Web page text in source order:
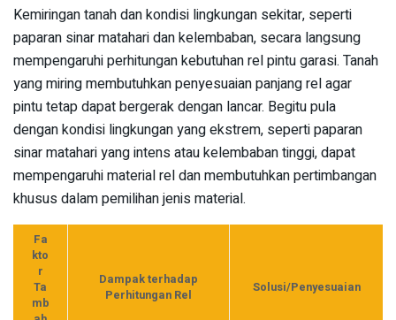
Kemiringan tanah dan kondisi lingkungan sekitar, seperti
paparan sinar matahari dan kelembaban, secara langsung
mempengaruhi perhitungan kebutuhan rel pintu garasi. Tanah
yang miring membutuhkan penyesuaian panjang rel agar
pintu tetap dapat bergerak dengan lancar. Begitu pula
dengan kondisi lingkungan yang ekstrem, seperti paparan
sinar matahari yang intens atau kelembaban tinggi, dapat
mempengaruhi material rel dan membutuhkan pertimbangan
khusus dalam pemilihan jenis material.
Fa
kto
r
Ta
mb
Dampak terhadap
Perhitungan Rel
Solusi/Penyesuaian